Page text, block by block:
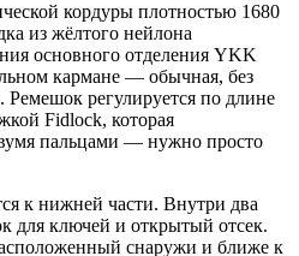
кордуры плотностью 1680
из жёлтого нейлона
основного отделения YKK
кармане — обычная, без
регулируется по длине
Fidlock, которая
пальцами — нужно просто
к нижней части. Внутри два
для ключей и открытый отсек.
снаружи и ближе к